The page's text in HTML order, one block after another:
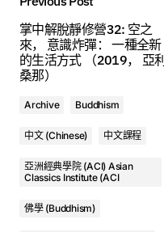
掌中解脫靜修營32: 空之
來， 意識炸彈： 一種全新
的生活方式 （2019， 亞利
桑那）
Archive Buddhism
中文 (Chinese) 中文課程
亞洲經典學院 (ACI) Asian
Classics Institute (ACI
佛學 (Buddhism)